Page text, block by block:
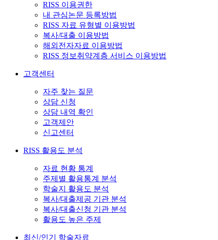
RISS 이용권한
내 관심논문 등록방법
RISS 자료 유형별 이용방법
복사/대출 이용방법
해외전자자료 이용방법
RISS 정보취약계층 서비스 이용방법
고객센터
자주 찾는 질문
상담 신청
상담 내역 확인
고객제안
신고센터
RISS 활용도 분석
자료 현황 통계
주제별 활용통계 분석
학술지 활용도 분석
복사/대출제공 기관 분석
복사/대출신청 기관 분석
활용도 높은 주제
최신/인기 학술자료